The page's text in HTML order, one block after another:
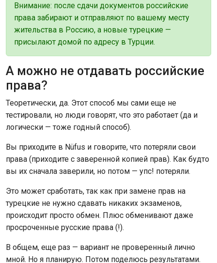
Внимание: после сдачи документов российские
права забирают и отправляют по вашему месту
жительства в Россию, а новые турецкие —
присылают домой по адресу в Турции.
А можно не отдавать российские
права?
Теоретически, да. Этот способ мы сами еще не
тестировали, но люди говорят, что это работает (да и
логически — тоже годный способ).
Вы приходите в Nüfus и говорите, что потеряли свои
права (приходите с заверенной копией прав). Как будто
вы их сначала заверили, но потом — упс! потеряли.
Это может сработать, так как при замене прав на
турецкие не нужно сдавать никаких экзаменов,
происходит просто обмен. Плюс обменивают даже
просроченные русские права (!).
В общем, еще раз — вариант не проверенный лично
мной. Но я планирую. Потом поделюсь результатами.